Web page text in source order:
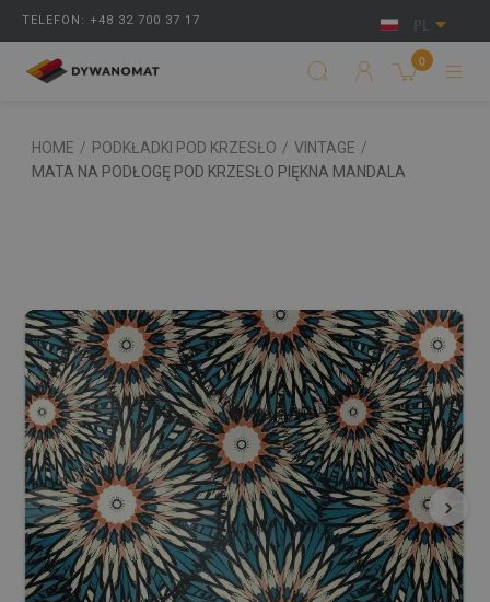
TELEFON: +48 32 700 37 17 PL
0
HOME / PODKŁADKI POD KRZESŁO / VINTAGE /
MATA NA PODŁOGĘ POD KRZESŁO PIĘKNA MANDALA
‹ ›